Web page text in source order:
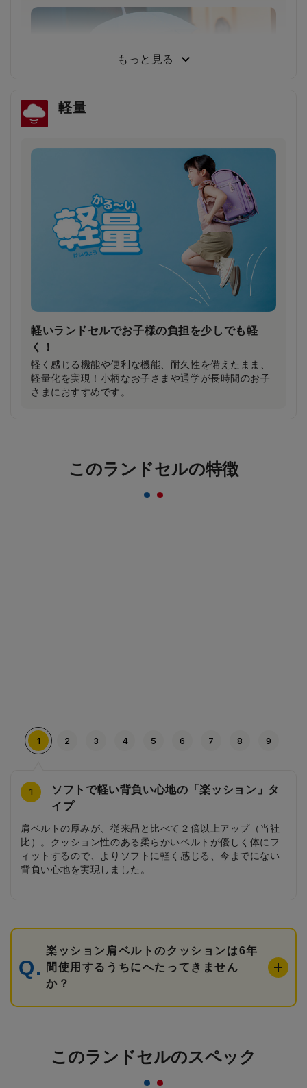
小学生から支持される圧倒的な背負い心地
った結果、約80％が「楽ッションで通学したい」と回
雨の日や薄暗い夕方でもドライバーの注意を引
き安全・安心
雨で視界が悪い日や夕暮れ時に、ランドセルのふちが
ピカッと光り、ドライバーの注意を引きます。
ピカッは素材の上に特殊加工を施すことにより、素材
もっと見る
軽量
軽いランドセルでお子様の負担を少しでも軽
く！
軽く感じる機能や便利な機能、耐久性を備えたまま、
軽量化を実現！小柄なお子さまや通学が長時間のお子
さまにおすすめです。
このランドセルの特徴
1
ソフトで軽い背負い心地の「楽ッション」タ
イプ
肩ベルトの厚みが、従来品と比べて２倍以上アップ（当社
比）。クッション性のある柔らかいベルトが優しく体にフ
ィットするので、よりソフトに軽く感じる、今までにない
背負い心地を実現しました。
2 サイドのボタニカルフラワーの刺繍
ても甘すぎない、かわいらしいデザインに仕上げました。
3 シンプルすぎないカブセ
ザインを施しています。
4 リボン型のびょう
かわいらしいデザインに仕上がっています。
5 こだわりの軽量タイプ
面も充実させています。
6 シンプルな背当て
でも快適に背負えます。
7 内装にもボタニカルフラワーがいっぱい
色も相まって、ナチュラルな雰囲気に。
8 お花型の引き手
クセントとしてランドセルの雰囲気づくりに一役買ってま
す。
9 刺繍をあしらった前ポケット
げの加工で、少しエレガントなイメージに仕上げていま
す。
1 2 3 4 5 6 7 8 9
楽ッション肩ベルトのクッションは6年
間使用するうちにへたってきません
か？
このランドセルのスペック